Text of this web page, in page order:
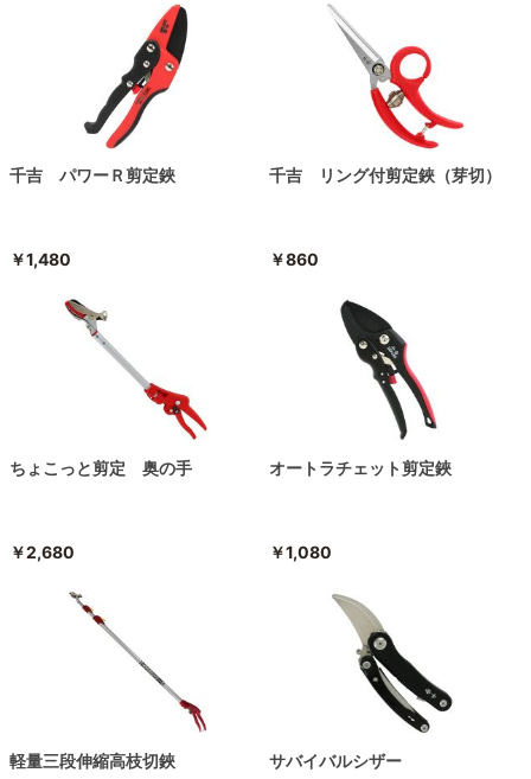
千吉 パワーＲ剪定鋏
￥1,480
千吉 リング付剪定鋏（芽切）
￥860
ちょこっと剪定 奥の手
￥2,680
オートラチェット剪定鋏
￥1,080
軽量三段伸縮高枝切鋏 サバイバルシザー